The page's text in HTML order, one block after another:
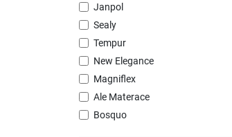
Janpol
Sealy
Tempur
New Elegance
Magniflex
Ale Materace
Bosquo